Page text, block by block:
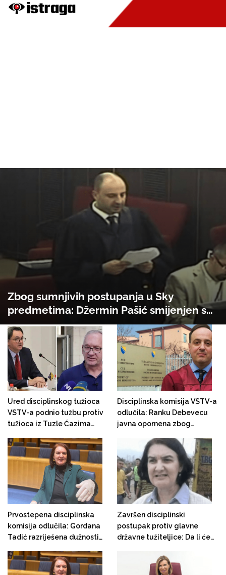
Zbog sumnjivih postupanja u Sky
predmetima: Džermin Pašić smijenjen sa
pozicije šefa Odsjeka za organizirani
kriminal. Ubuduće će raditi na ratnim
zločinima!
Ured disciplinskog tužioca
VSTV-a podnio tužbu protiv
tužioca iz Tuzle Ćazima
Disciplinska komisija VSTV-a
odlučila: Ranku Debevecu
javna opomena zbog
direktorom OSA-e
Prvostepena disciplinska
komisija odlučila: Gordana
Tadić razriješena dužnosti
Završen disciplinski
postupak protiv glavne
državne tužiteljice: Da li će
razriješena?